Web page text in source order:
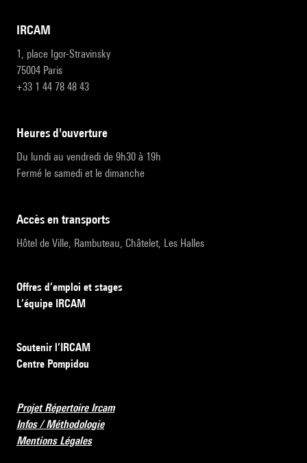
IRCAM
1, place Igor-Stravinsky
75004 Paris
+33 1 44 78 48 43
heures d'ouverture
Du lundi au vendredi de 9h30 à 19h
Fermé le samedi et le dimanche
accès en transports
Hôtel de Ville, Rambuteau, Châtelet, Les Halles
Offres d’emploi et stages
L’équipe IRCAM
Soutenir l’IRCAM
Centre Pompidou
Projet Répertoire Ircam
Infos / Méthodologie
Mentions Légales